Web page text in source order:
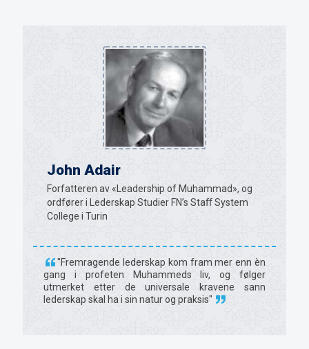
John Adair
Forfatteren av «Leadership of Muhammad», og
ordfører i Lederskap Studier FN’s Staﬀ System
College i Turin
"Fremragende lederskap kom fram mer enn èn
gang i profeten Muhammeds liv, og følger
utmerket etter de universale kravene sann
lederskap skal ha i sin natur og praksis"